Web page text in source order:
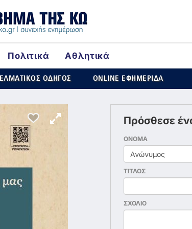
Πολιτικά
Αθλητικά
ΟΔΗΓΟΣ ONLINE ΕΦΗΜΕΡΙΔΑ
Πρόσθεσε
ΟΝΟΜΑ
ΤΙΤΛΟΣ
ΣΧΟΛΙΟ